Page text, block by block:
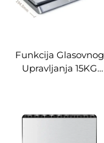
Funkcija Glasovnog
Upravljanja 15KG
Čelika za Hranu